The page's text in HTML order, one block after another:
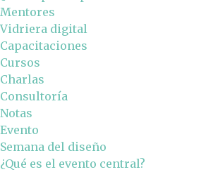
Mentores
Vidriera digital
Capacitaciones
Cursos
Charlas
Consultoría
Notas
Evento
Semana del diseño
¿Qué es el evento central?